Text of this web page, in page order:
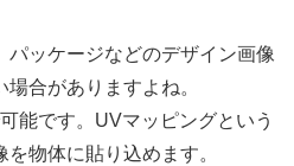
パッケージなどのデザイン画像
合がありますよね。
能です。UVマッピングという
物体に貼り込めます。